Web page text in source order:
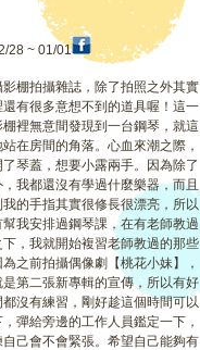
28 ~ 01/01
影棚拍攝雜誌，除了拍照之外其實
還有很多意想不到的道具喔！這一
棚裡無意間發現到一台鋼琴，就這
在房間的角落。心血來潮之際，
琴蓋，想要小露兩手。因為除了
我都還沒有學過什麼樂器，而且
的手指其實很修長很漂亮，所以
幫我安排過鋼琴課，在有老師教過
下，我就開始複習老師教過的那些
之前拍攝偶像劇【桃花小妹】，
是第二張新專輯的宣傳，所以有好
沒有練習，剛好趁這個時間可以
彈給旁邊的工作人員鑑定一下，
自己會不會緊張。希望自己能夠有